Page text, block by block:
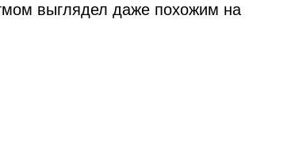
выглядел даже похожим на